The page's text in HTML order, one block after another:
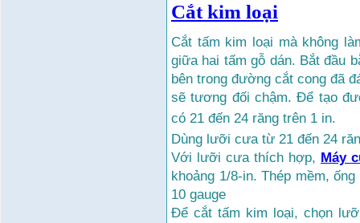
Cắt kim loại
Cắt tấm kim loại mà không
giữa hai tấm gỗ dán. Bắt đầu
bên trong đường cắt cong đã
sẽ tương đối chậm. Để tạo
có 21 đến 24 răng trên 1 in.
Dùng lưỡi cưa từ 21 đến 24
Với lưỡi cưa thích hợp, Máy
khoảng 1/8-in. Thép mềm,
10 gauge
Để cắt tấm kim loại, chọn